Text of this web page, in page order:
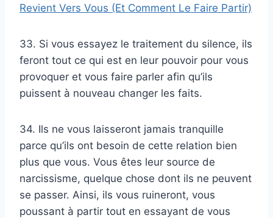
Revient Vers Vous (Et Comment Le Faire Partir)
33. Si vous essayez le traitement du silence, ils
feront tout ce qui est en leur pouvoir pour vous
provoquer et vous faire parler afin qu’ils
puissent à nouveau changer les faits.
34. Ils ne vous laisseront jamais tranquille
parce qu’ils ont besoin de cette relation bien
plus que vous. Vous êtes leur source de
narcissisme, quelque chose dont ils ne peuvent
se passer. Ainsi, ils vous ruineront, vous
poussant à partir tout en essayant de vous